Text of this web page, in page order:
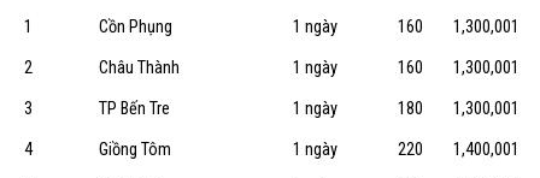
1 Cồn Phụng 1 ngày 160
1,300,001
2
Châu Thành 1 ngày 160
1,300,001
3
TP Bến Tre 1 ngày 180
1,300,001
4
Giồng Tôm 1 ngày 220
1,400,001